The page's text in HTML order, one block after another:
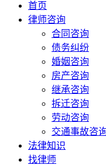
首页
律师咨询
合同咨询
债务纠纷
婚姻咨询
房产咨询
继承咨询
拆迁咨询
劳动咨询
交通事故咨
法律知识
找律师